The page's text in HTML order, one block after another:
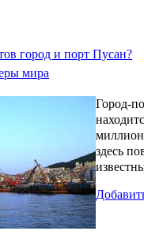
город и порт Пусан?
мира
Город-
здесь